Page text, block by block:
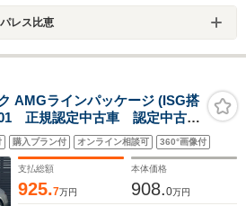
レス比恵
AMGラインパッケージ (ISG搭
正規認定中古車 認定中古車
パッケージ パノラミックス
メスターサラウンドサウンド
ラ オートトランク レーダ
購入プラン付 オンライン相談可 360°画像付
支払総額
925.7万円
本体価格
908.0万円